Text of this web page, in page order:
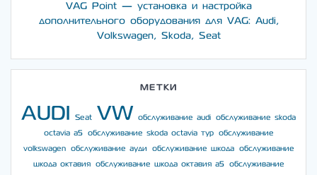
VAG Point — установка и настройка
дополнительного оборудования для VAG: Audi,
Volkswagen, Skoda, Seat
МЕТКИ
AUDI Seat VW обслуживание audi
обслуживание skoda
octavia a5
обслуживание skoda octavia тур
обслуживание
volkswagen
обслуживание ауди обслуживание шкода
обслуживание
шкода октавия
обслуживание шкода октавия а5
обслуживание